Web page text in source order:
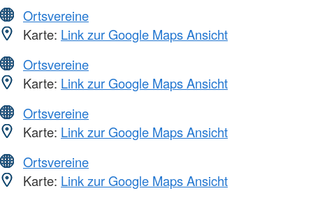
Ortsvereine
Karte: Link zur Google Maps Ansicht
Ortsvereine
Karte: Link zur Google Maps Ansicht
Ortsvereine
Karte: Link zur Google Maps Ansicht
Ortsvereine
Karte: Link zur Google Maps Ansicht